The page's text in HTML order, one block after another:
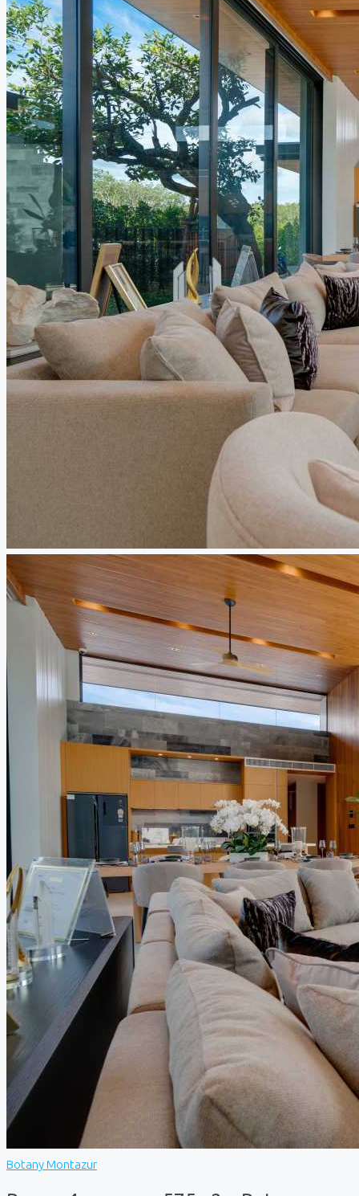
Botany Montazur